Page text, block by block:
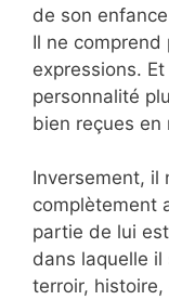
de son
Il ne
expressions.
personnalité
bien reçues en
Inversement, il
complètement
partie de lui
dans laquelle
terroir,